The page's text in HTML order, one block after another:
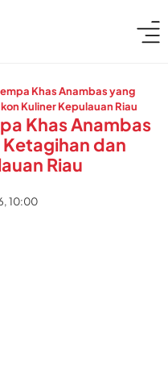
Khas Anambas yang
Kuliner Kepulauan Riau
Khas Anambas
dan
Riau
10:00